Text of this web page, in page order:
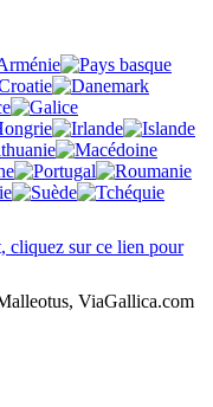
cliquez sur ce lien pour
ViaGallica.com